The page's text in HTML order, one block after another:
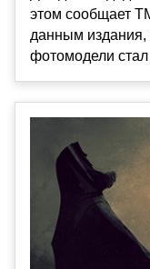
этом сообщает
данным
фотомодели стал